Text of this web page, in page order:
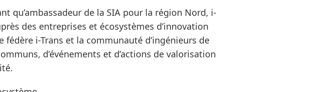
qu’ambassadeur de la SIA pour la région Nord, i-
des entreprises et écosystèmes d’innovation
i-Trans et la communauté d’ingénieurs de
d’événements et d’actions de valorisation